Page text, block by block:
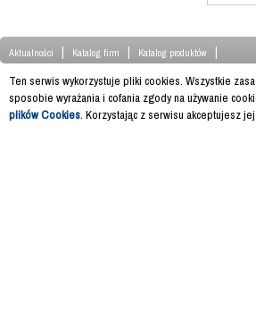
Aktualności | Katalog firm | Katalog produktów
|
Ten serwis wykorzystuje pliki cookies. Wszystkie
sposobie wyrażania i cofania zgody na używanie
plików Cookies . Korzystając z serwisu akceptujesz